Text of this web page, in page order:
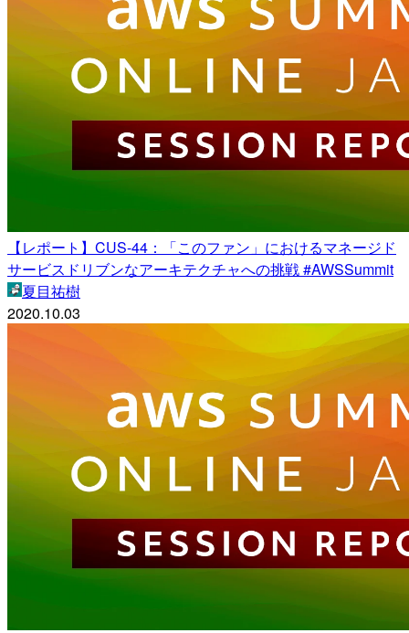
【レポート】CUS-44：「このファン」におけるマネージド
サービスドリブンなアーキテクチャへの挑戦 #AWSSummit
夏目祐樹
2020.10.03